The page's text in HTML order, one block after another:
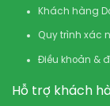
Khách hàng
Quy trình xác
Điều khoản &
Hỗ trợ khách